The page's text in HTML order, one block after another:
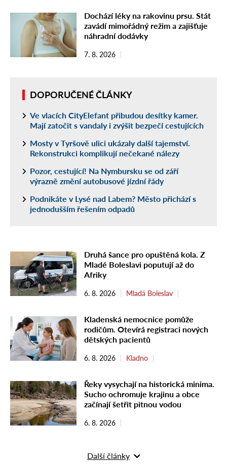
Dochází léky na rakovinu prsu. Stát
zavádí mimořádný režim a zajišťuje
náhradní dodávky
7. 8. 2026
DOPORUČENÉ ČLÁNKY
Ve vlacích CityElefant přibudou desítky kamer.
Mají zatočit s vandaly i zvýšit bezpečí cestujících
Mosty v Tyršově ulici ukázaly další tajemství.
Rekonstrukci komplikují nečekané nálezy
Pozor, cestující! Na Nymbursku se od září
výrazně změní autobusové jízdní řády
Podnikáte v Lysé nad Labem? Město přichází s
jednodušším řešením odpadů
Druhá šance pro opuštěná kola. Z
Mladé Boleslavi poputují až do
Afriky
6. 8. 2026 Mladá Boleslav
Kladenská nemocnice pomůže
rodičům. Otevírá registraci nových
dětských pacientů
6. 8. 2026 Kladno
Řeky vysychají na historická minima.
Sucho ochromuje krajinu a obce
začínají šetřit pitnou vodou
6. 8. 2026
Další články